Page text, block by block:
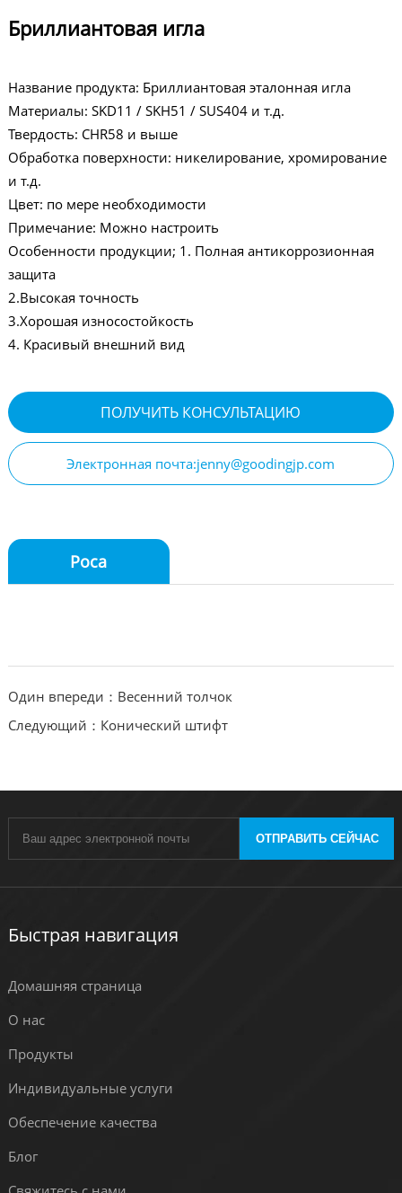
Бриллиантовая игла
Название продукта: Бриллиантовая эталонная игла
Материалы: SKD11 / SKH51 / SUS404 и т.д.
Твердость: CHR58 и выше
Обработка поверхности: никелирование, хромирование
и т.д.
Цвет: по мере необходимости
Примечание: Можно настроить
Особенности продукции; 1. Полная антикоррозионная
защита
2.Высокая точность
3.Хорошая износостойкость
4. Красивый внешний вид
ПОЛУЧИТЬ КОНСУЛЬТАЦИЮ
Электронная почта:jenny@goodingjp.com
Роса
Один впереди：Весенний толчок
Следующий：Конический штифт
ОТПРАВИТЬ СЕЙЧАС
Быстрая навигация
Домашняя страница
О нас
Продукты
Индивидуальные услуги
Обеспечение качества
Блог